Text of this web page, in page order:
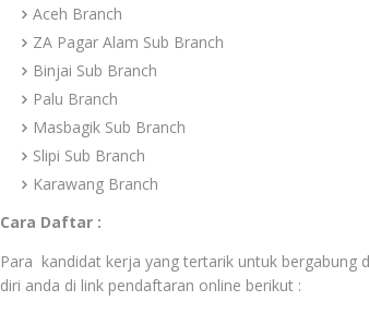
Aceh Branch
ZA Pagar Alam Sub Branch
Binjai Sub Branch
Palu Branch
Masbagik Sub Branch
Slipi Sub Branch
Karawang Branch
Cara Daftar :
Para kandidat kerja yang tertarik untuk bergabung
diri anda di link pendaftaran online berikut :